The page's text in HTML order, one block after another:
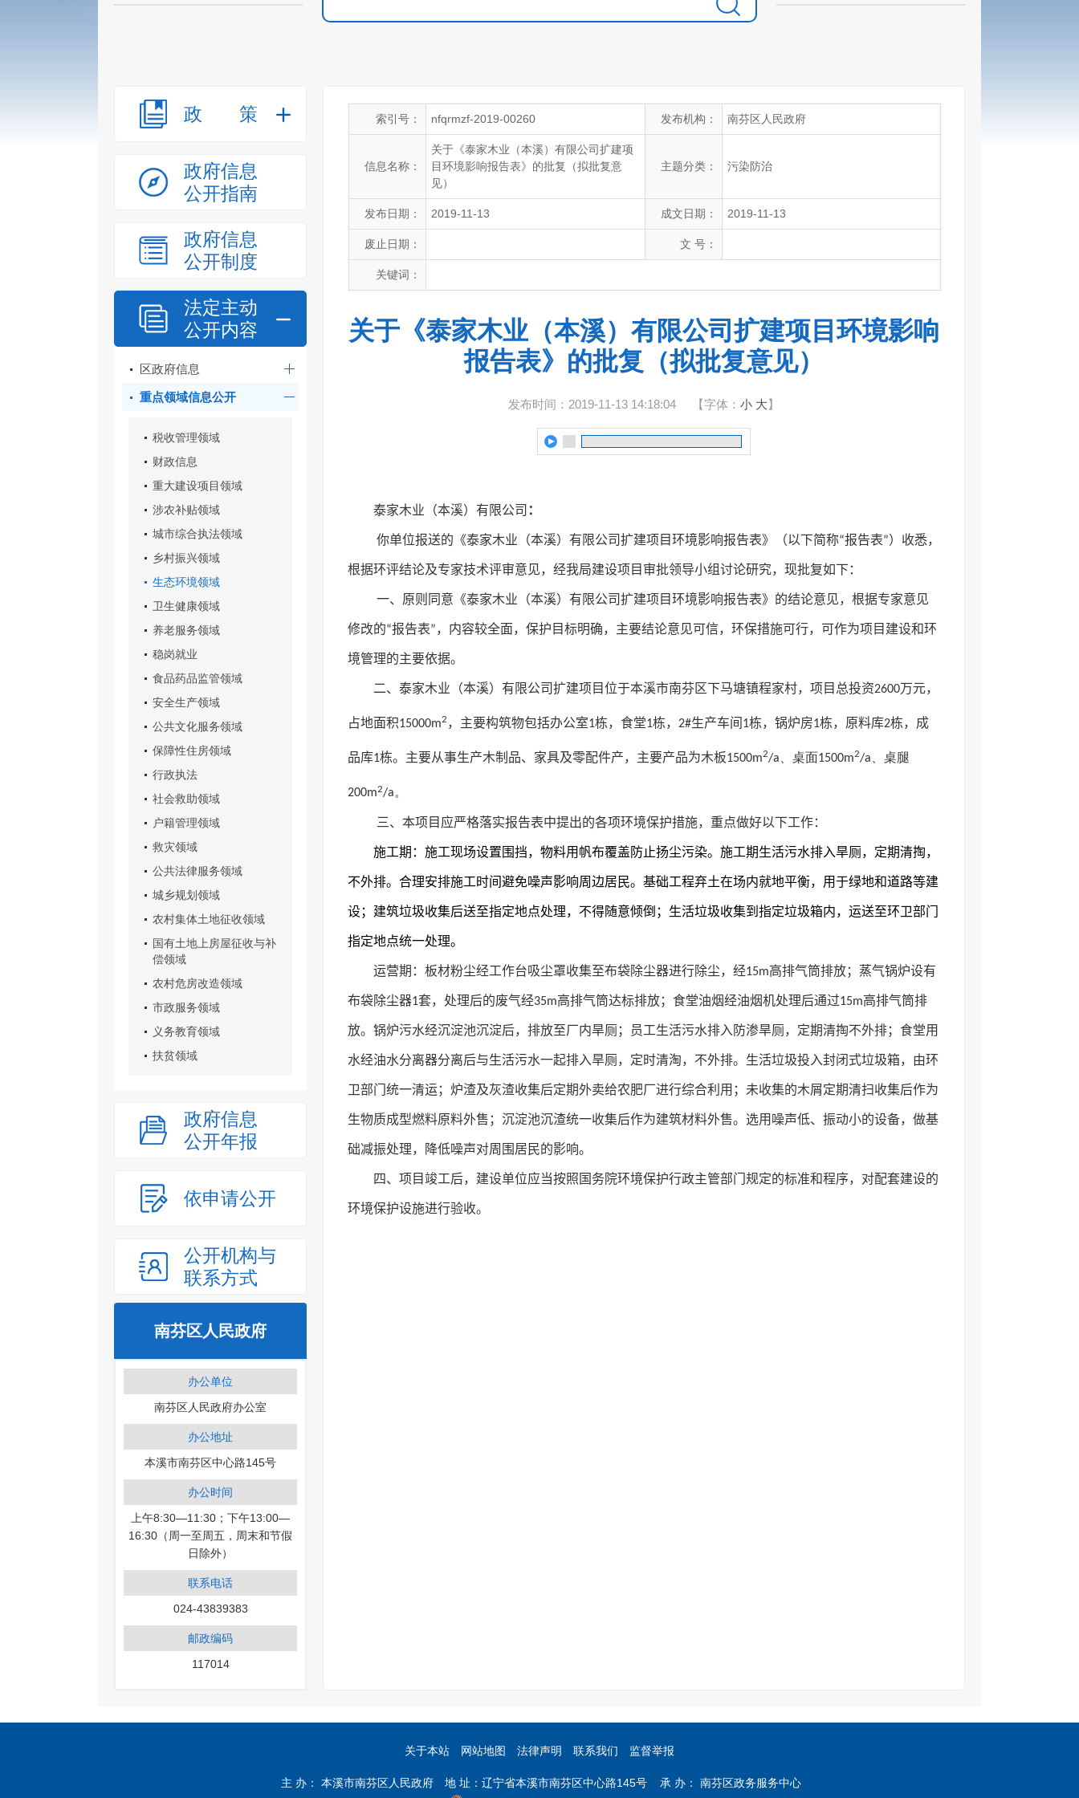
政策
政府信息
公开指南
政府信息
公开制度
法定主动
公开内容
区政府信息
重点领域信息公开
税收管理领域
财政信息
重大建设项目领域
涉农补贴领域
城市综合执法领域
乡村振兴领域
生态环境领域
卫生健康领域
养老服务领域
稳岗就业
食品药品监管领域
安全生产领域
公共文化服务领域
保障性住房领域
行政执法
社会救助领域
户籍管理领域
救灾领域
公共法律服务领域
城乡规划领域
农村集体土地征收领域
国有土地上房屋征收与补
偿领域
农村危房改造领域
市政服务领域
义务教育领域
扶贫领域
政府信息
公开年报
依申请公开
公开机构与
联系方式
南芬区人民政府
办公单位
南芬区人民政府办公室
办公地址
本溪市南芬区中心路145号
办公时间
上午8:30—11:30；下午13:00—
16:30（周一至周五，周末和节假
日除外）
联系电话
024-43839383
邮政编码
117014
索引号： nfqrmzf-2019-00260 发布机构： 南芬区人民政府
信息名称：
关于《泰家木业（本溪）有限公司扩建项
目环境影响报告表》的批复（拟批复意
见）
主题分类： 污染防治
发布日期： 2019-11-13 成文日期： 2019-11-13
废止日期： 文 号：
关键词：
关于《泰家木业（本溪）有限公司扩建项目环境影响
报告表》的批复（拟批复意见）
发布时间：2019-11-13 14:18:04 【字体： 小 大】
泰家木业（本溪）有限公司 ：
你单位报送的《泰家木业（本溪）有限公司扩建项目环境影响报告表》（以下简称“报告表”）收悉，
根据环评结论及专家技术评审意见，经我局建设项目审批领导小组讨论研究，现批复如下：
一、原则同意《泰家木业（本溪）有限公司扩建项目环境影响报告表》的结论意见，根据专家意见
修改的“报告表”，内容较全面，保护目标明确，主要结论意见可信，环保措施可行，可作为项目建设和环
境管理的主要依据。
二、泰家木业（本溪）有限公司扩建项目位于本溪市南芬区下马塘镇程家村，项目总投资2600万元，
占地面积15000m2 ，主要构筑物包括办公室1栋，食堂1栋，2#生产车间1栋，锅炉房1栋，原料库2栋，成
品库1栋。主要从事生产木制品、家具及零配件产，主要产品为木板1500m2/a、桌面1500m2/a、桌腿
200m2/a。
三、本项目应严格落实报告表中提出的各项环境保护措施，重点做好以下工作：
施工期：施工现场设置围挡，物料用帆布覆盖防止扬尘污染。施工期生活污水排入旱厕， 定期清掏，
不外排。合理安排施工时间避免噪声影响周边居民。 基础工程弃土在场内就地平衡，用于绿地和道路等建
设；建筑垃圾收集后送至指定地点处理，不得随意倾倒；生活垃圾收集到指定垃圾箱内，运送至环卫部门
指定地点统一处理。
运营期：板材粉尘经工作台吸尘罩收集至布袋除尘器进行除尘，经15m高排气筒排放；蒸气锅炉设有
布袋除尘器1套，处理后的废气经35m高排气筒达标排放； 食堂油烟经油烟机处理后通过15m高排气筒排
放。 锅炉污水经沉淀池沉淀后，排放至厂内旱厕； 员工生活污水排入防渗旱厕，定期清掏不外排；食堂用
水经油水分离器分离后与生活污水一起排入旱厕，定时清淘，不外排。生活垃圾投入封闭式垃圾箱，由环
卫部门统一清运；炉渣及灰渣收集后定期外卖给农肥厂进行综合利用；未收集的木屑定期清扫收集后作为
生物质成型燃料原料外售；沉淀池沉渣统一收集后作为建筑材料外售。选用噪声低、振动小的设备，做基
础减振处理， 降低噪声对周围居民的影响。
四、项目竣工后，建设单位应当按照国务院环境保护行政主管部门规定的标准和程序，对配套建设的
环境保护设施进行验收。
关于本站 网站地图 法律声明 联系我们 监督举报
主 办： 本溪市南芬区人民政府 地 址：辽宁省本溪市南芬区中心路145号 承 办： 南芬区政务服务中心